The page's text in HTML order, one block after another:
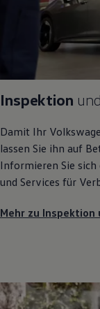
Inspektion und
Damit Ihr
lassen Sie ihn auf
Informieren Sie
und Services für
Mehr zu Inspektion